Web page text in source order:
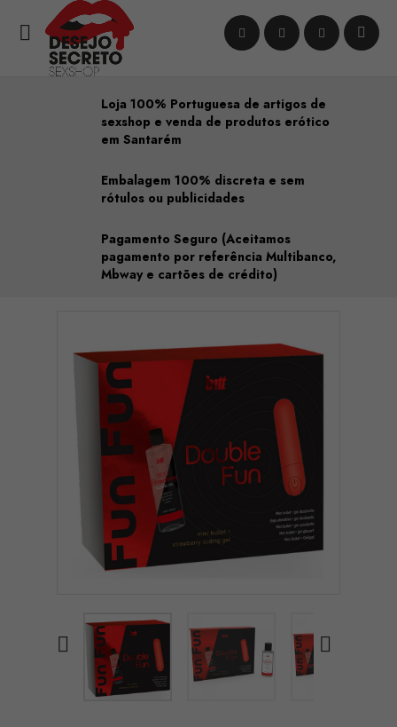

Loja 100% Portuguesa de artigos de
sexshop e venda de produtos erótico
em Santarém
Embalagem 100% discreta e sem
rótulos ou publicidades
Pagamento Seguro (Aceitamos
pagamento por referência Multibanco,
Mbway e cartões de crédito)
 